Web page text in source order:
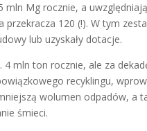
Mg rocznie, a
120 (!). W tym
lub uzyskały dotacje.
mln ton rocznie, ale za
recyklingu,
wolumen odpadów, a
śmieci.